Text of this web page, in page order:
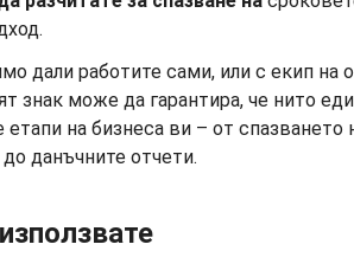
дали работите сами, или с екип на
знак може да гарантира, че нито
етапи на бизнеса ви – от спазването
данъчните отчети.